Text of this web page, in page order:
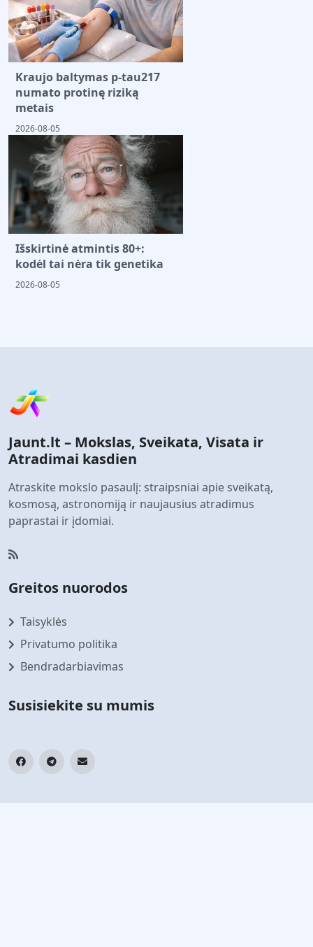
Kraujo baltymas p-tau217
numato protinę riziką
metais
2026-08-05
Išskirtinė atmintis 80+:
kodėl tai nėra tik genetika
2026-08-05
Jaunt.lt – Mokslas, Sveikata, Visata ir
Atradimai kasdien
Atraskite mokslo pasaulį: straipsniai apie sveikatą,
kosmosą, astronomiją ir naujausius atradimus
paprastai ir įdomiai.
Greitos nuorodos
Taisyklės
Privatumo politika
Bendradarbiavimas
Susisiekite su mumis